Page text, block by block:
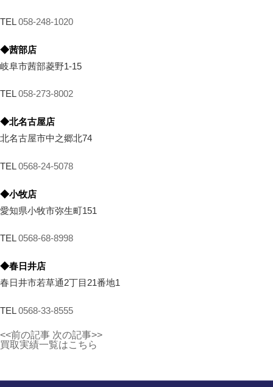
TEL058-248-1020
◆茜部店
岐阜市茜部菱野1-15
TEL058-273-8002
◆北名古屋店
北名古屋市中之郷北74
TEL0568-24-5078
◆小牧店
愛知県小牧市弥生町151
TEL0568-68-8998
◆春日井店
春日井市若草通2丁目21番地1
TEL0568-33-8555
<<前の記事 次の記事>>
買取実績一覧はこちら